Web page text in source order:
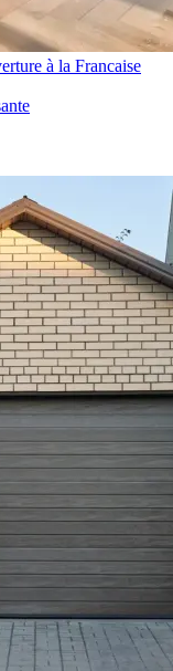
Ouverture à la Francaise